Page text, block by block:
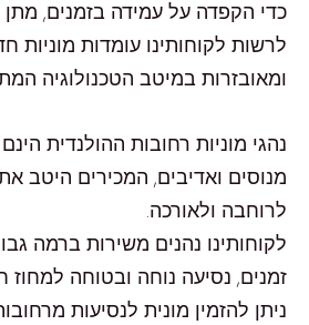
כדי הקפדה על עמידה בזמנים, מתן
לרשות לקוחותינו עומדות מוניות
ומאובזרות במיטב הטכנולוגיה
נהגי מוניות רחובות ההולנדית
מנוסים ואדיבים, המכירים היטב
לרוחבה ולאורכה.
לקוחותינו נהנים משירות ברמה
זמנים, נסיעה נוחה ובטוחה למחוז
ניתן להזמין מונית לנסיעות